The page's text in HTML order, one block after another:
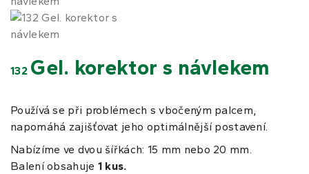
132 Gel. korektor s návlekem
Používá se při problémech s vbočeným palcem,
napomáhá zajišťovat jeho optimálnější postavení.
Nabízíme ve dvou šířkách: 15 mm nebo 20 mm.
Balení obsahuje 1 kus.